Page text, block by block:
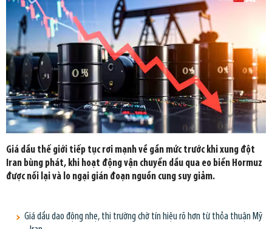
Giá dầu thế giới tiếp tục rơi mạnh về gần mức trước khi xung đột
Iran bùng phát, khi hoạt động vận chuyển dầu qua eo biển Hormuz
được nối lại và lo ngại gián đoạn nguồn cung suy giảm.
Giá dầu dao động nhẹ, thị trường chờ tín hiệu rõ hơn từ thỏa thuận Mỹ